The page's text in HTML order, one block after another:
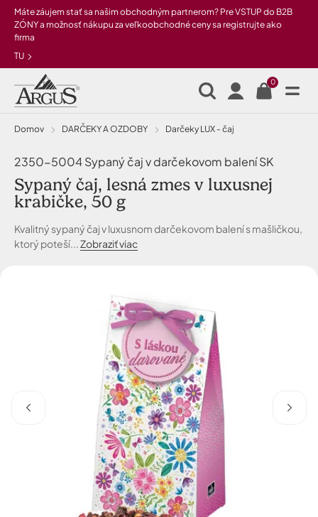
Preskočiť na hlavný obsah
Máte záujem stať sa našim obchodným partnerom? Pre VSTUP do B2B
ZÓNY a možnosť nákupu za veľkoobchodné ceny sa registrujte ako
firma
TU
0
Domov DARČEKY A OZDOBY Darčeky LUX - čaj
2350-5004 Sypaný čaj v darčekovom balení SK
Sypaný čaj, lesná zmes v luxusnej
krabičke, 50 g
Kvalitný sypaný čaj v luxusnom darčekovom balení s mašličkou,
ktorý poteší...Zobraziť viac